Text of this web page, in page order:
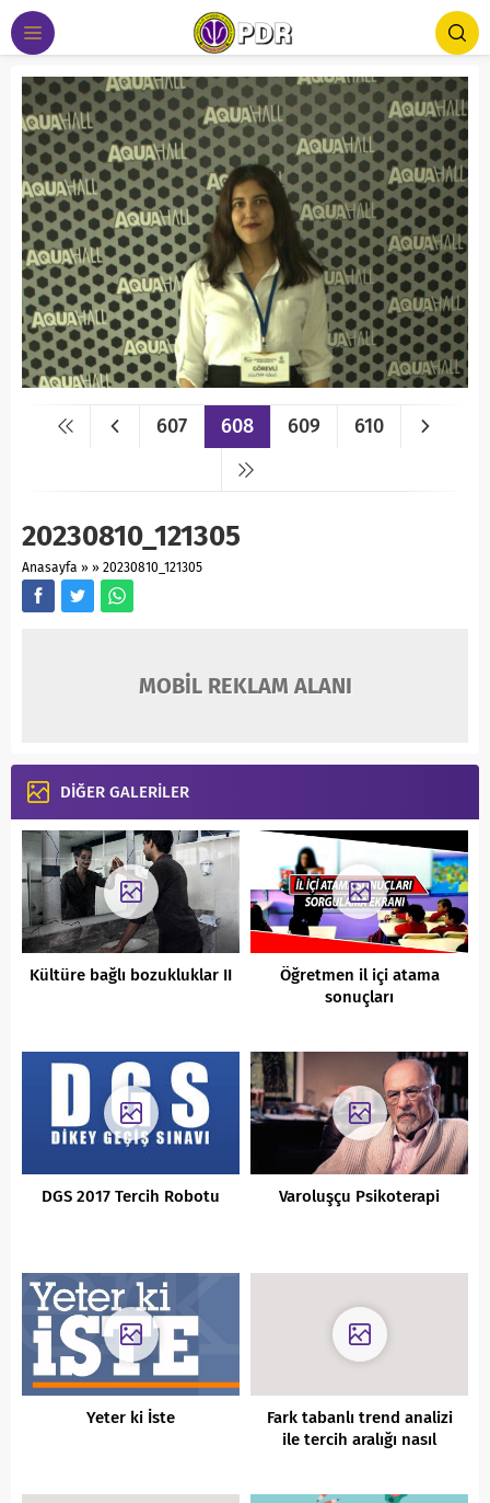
607 608 609 610
20230810_121305
Anasayfa » » 20230810_121305
MOBİL REKLAM ALANI
DİĞER GALERİLER
Kültüre bağlı bozukluklar II
Öğretmen il içi atama
sonuçları
DGS 2017 Tercih Robotu Varoluşçu Psikoterapi
Yeter ki İste
Fark tabanlı trend analizi
ile tercih aralığı nasıl